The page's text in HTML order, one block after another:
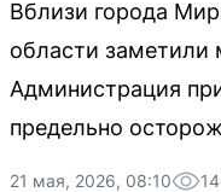
Вблизи города
области
Администрация
предельно
21 мая, 2026, 08:10 14